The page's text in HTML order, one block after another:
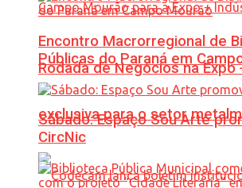
Rodada de Negócios na Expo
exclusiva para o setor
Encontro Macrorregional de
Públicas do Paraná em
Sábado: Espaço Sou Arte
CircNic